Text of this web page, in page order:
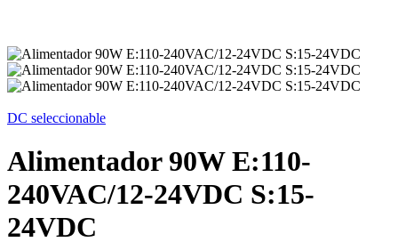
DC seleccionable
Alimentador 90W E:110-
240VAC/12-24VDC S:15-
24VDC